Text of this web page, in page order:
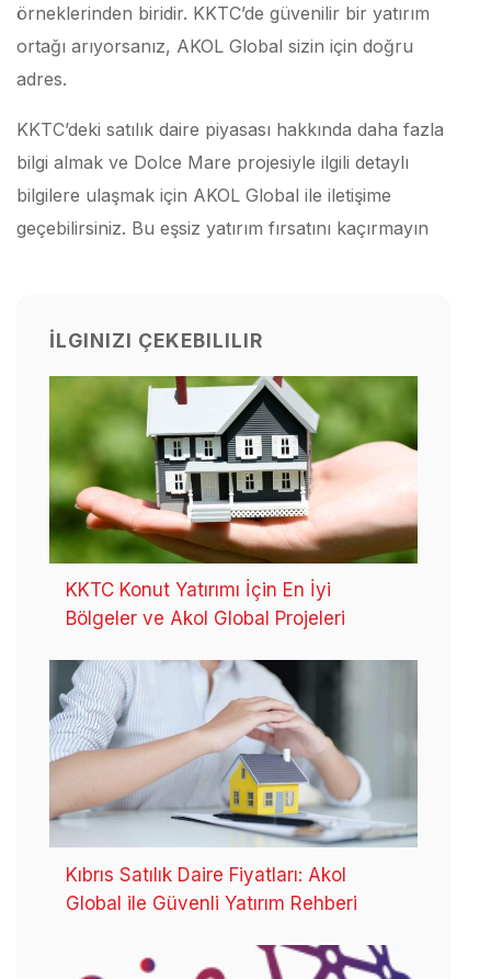
örneklerinden biridir. KKTC’de güvenilir bir yatırım
ortağı arıyorsanız, AKOL Global sizin için doğru
adres.
KKTC’deki satılık daire piyasası hakkında daha fazla
bilgi almak ve Dolce Mare projesiyle ilgili detaylı
bilgilere ulaşmak için AKOL Global ile iletişime
geçebilirsiniz. Bu eşsiz yatırım fırsatını kaçırmayın
İLGINIZI ÇEKEBILILIR
KKTC Konut Yatırımı İçin En İyi
Bölgeler ve Akol Global Projeleri
Kıbrıs Satılık Daire Fiyatları: Akol
Global ile Güvenli Yatırım Rehberi